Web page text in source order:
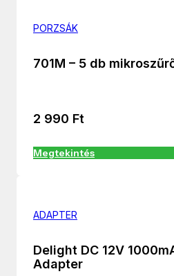
PORZSÁK
701M – 5 db
2 990 Ft
Megtekintés
ADAPTER
Delight DC 12V
Adapter